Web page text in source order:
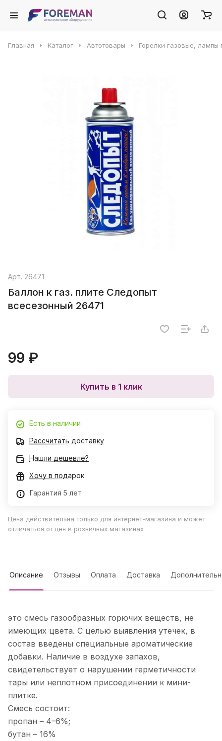
Главная Каталог Автотовары Горелки газовые, лампы
Арт. 26471
Баллон к газ. плите Следопыт
всесезонный 26471
99 ₽
Купить в 1 клик
Есть в наличии
Рассчитать доставку
Нашли дешевле?
Хочу в подарок
Гарантия 5 лет
Цена действительна только для интернет-магазина и может
отличаться от цен в розничных магазинах
Описание Отзывы Оплата Доставка
это смесь газообразных горючих веществ, не
имеющих цвета. С целью выявления утечек, в
состав введены специальные ароматические
добавки. Наличие в воздухе запахов,
свидетельствует о нарушении герметичности
тары или неплотном присоединении к мини-
плитке.
Смесь состоит:
пропан – 4–6%;
бутан – 16%